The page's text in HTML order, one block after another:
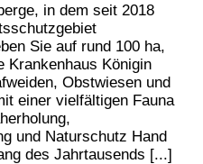
in dem seit 2018
Sie auf rund 100 ha,
Krankenhaus Königin
Obstwiesen und
einer vielfältigen Fauna
und Naturschutz Hand
des Jahrtausends [...]